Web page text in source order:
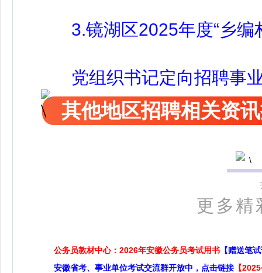
3.镜湖区2025年度“乡编
党组织书记定向招聘事业
其他地区招聘相关资
更多精
公务员教材中心：2026年安徽公务员考试用书 【赠送笔
安徽省考、事业单位考试交流群开放中，点击链接 【